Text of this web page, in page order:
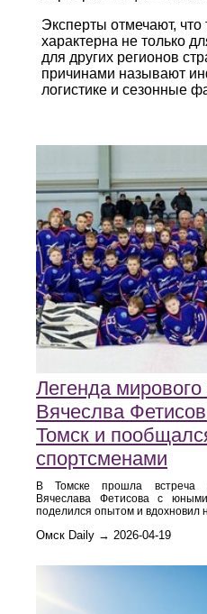
Эксперты отмечают,
характерна не только
для других регионов
причинами называют
логистике и сезонные
Легенда мирового
Вячеслва
Томск и
спортсменами
В Томске прошла встреча
Вячеслава Фетисова с
поделился опытом и вдохновил
Омск Daily → 2026-04-19